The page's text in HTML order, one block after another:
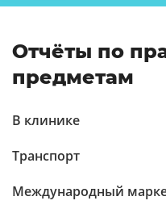
Отчёты по
предметам
В клинике
Транспорт
Международный